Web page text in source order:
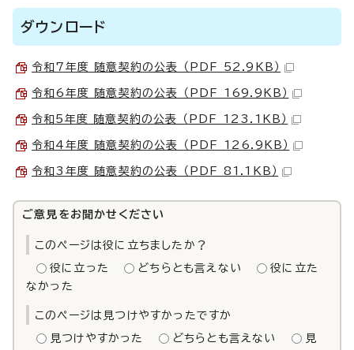
ダウンロード
令和7年度 随意契約の公表 （PDF 52.9KB）
令和6年度 随意契約の公表 （PDF 169.9KB）
令和5年度 随意契約の公表 （PDF 123.1KB）
令和4年度 随意契約の公表 （PDF 126.9KB）
令和3年度 随意契約の公表 （PDF 81.1KB）
ご意見をお聞かせください
このページは役に立ちましたか？
役に立った どちらとも言えない
役に立た
なかった
このページは見つけやすかったですか
見つけやすかった どちらとも言えない
見